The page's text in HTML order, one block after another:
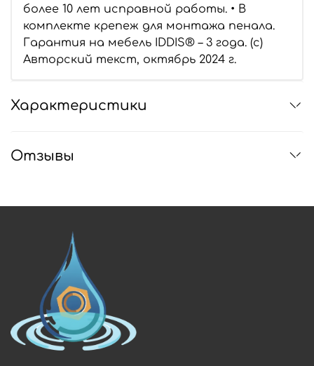
более 10 лет исправной работы. • В
комплекте крепеж для монтажа пенала.
Гарантия на мебель IDDIS® – 3 года. (с)
Авторский текст, октябрь 2024 г.
Характеристики
Отзывы